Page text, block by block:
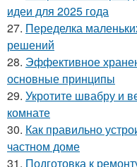
идеи для 2025 года
27. Переделка
решений
28. Эффективное
основные принципы
29. Укротите швабру и
комнате
30. Как правильно
частном доме
31. Подготовка к